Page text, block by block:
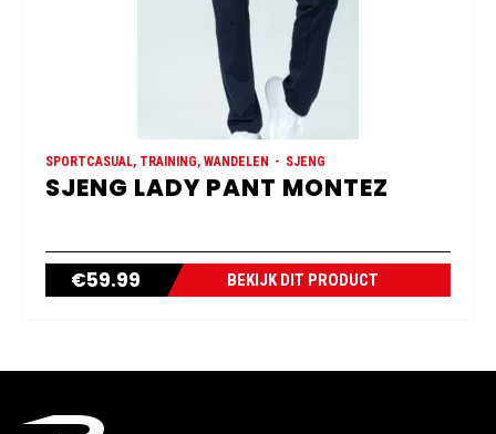
SPORTCASUAL, TRAINING, WANDELEN SJENG
SJENG LADY PANT MONTEZ
€59.99 BEKIJK DIT PRODUCT